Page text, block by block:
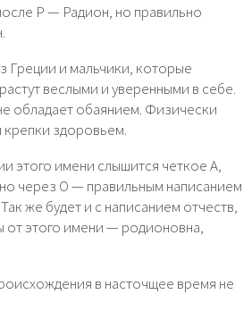
Р — Радион, но правильно
Греции и мальчики, которые
веслыми и уверенными в себе.
обладает обаянием. Физически
здоровьем.
этого имени слышится четкое А,
через О — правильным написанием
же будет и с написанием отчеств,
от этого имени — родионовна,
в насточщее время не